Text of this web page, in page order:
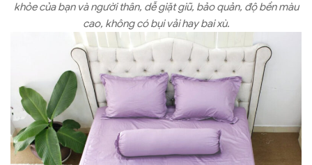
khỏe của bạn và người thân, dễ giặt giũ, bảo quản, độ bền màu
cao, không có bụi vải hay bai xù.